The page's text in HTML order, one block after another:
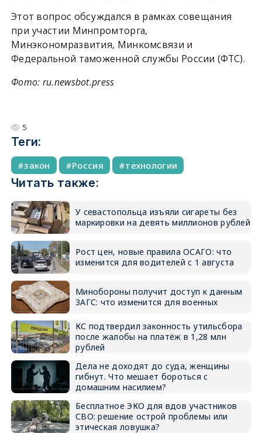
Этот вопрос обсуждался в рамках совещания
при участии Минпромторга,
Минэкономразвития, Минкомсвязи и
Федеральной таможенной службы России (ФТС).
Фото: ru.newsbot.press
5
Теги:
закон Россия технологии
Читать также:
У севастопольца изъяли сигареты без
маркировки на девять миллионов рублей
Рост цен, новые правила ОСАГО: что
изменится для водителей с 1 августа
Минобороны получит доступ к данным
ЗАГС: что изменится для военных
КС подтвердил законность утильсбора
после жалобы на платёж в 1,28 млн
рублей
Дела не доходят до суда, женщины
гибнут. Что мешает бороться с
домашним насилием?
Бесплатное ЭКО для вдов участников
СВО: решение острой проблемы или
этическая ловушка?